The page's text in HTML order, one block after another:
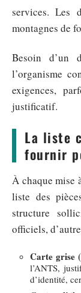
services. Les
montagnes de
Besoin d’un
l’organisme
exigences,
justificatif.
La liste
fournir
À chaque mise
liste des
structure
officiels,
Carte grise
l’ANTS,
d’identité,